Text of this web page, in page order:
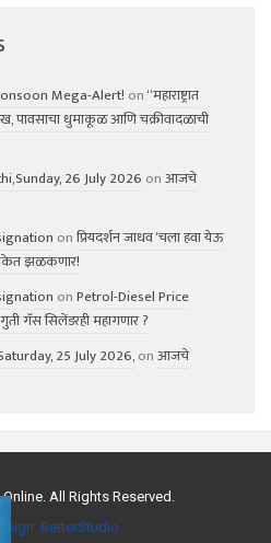
Mega-Alert! on“महाराष्ट्रात
पावसाचा धुमाकूळ आणि चक्रीवादळाची
26 July 2026 onआजचे
onप्रियदर्शन जाधव ‘चला हवा येऊ
झळकणार!
onPetrol-Diesel Price
गॅस सिलेंडरही महागणार ?
25 July 2026,onआजचे
All Rights Reserved.
BetterStudio